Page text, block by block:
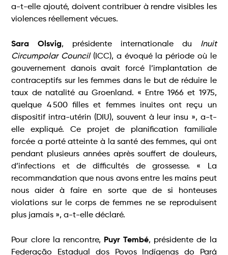
a-t-elle ajouté, doivent contribuer à rendre visibles les
violences réellement vécues.
Sara Olsvig, présidente internationale du Inuit
Circumpolar Council(ICC), a évoqué la période où le
gouvernement danois avait forcé l’implantation de
contraceptifs sur les femmes dans le but de réduire le
taux de natalité au Groenland. « Entre 1966 et 1975,
quelque 4 500 filles et femmes inuites ont reçu un
dispositif intra-utérin (DIU), souvent à leur insu », a-t-
elle expliqué. Ce projet de planification familiale
forcée a porté atteinte à la santé des femmes, qui ont
pendant plusieurs années après souffert de douleurs,
d’infections et de difficultés de grossesse. « La
recommandation que nous avons entre les mains peut
nous aider à faire en sorte que de si honteuses
violations sur le corps de femmes ne se reproduisent
plus jamais », a-t-elle déclaré.
Pour clore la rencontre, Puyr Tembé, présidente de la
Federação Estadual dos Povos Indígenas do Pará